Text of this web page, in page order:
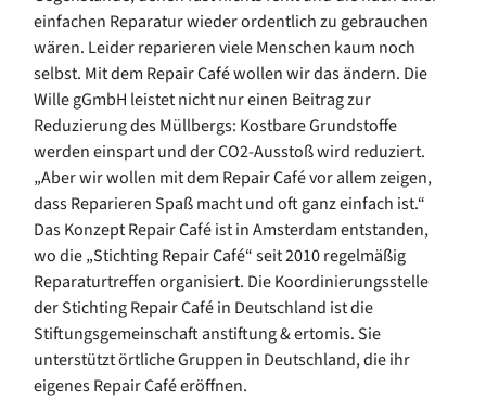
einfachen Reparatur wieder ordentlich zu gebrauchen
wären. Leider reparieren viele Menschen kaum noch
selbst. Mit dem Repair Café wollen wir das ändern. Die
Wille gGmbH leistet nicht nur einen Beitrag zur
Reduzierung des Müllbergs: Kostbare Grundstoffe
werden einspart und der CO2-Ausstoß wird reduziert.
„Aber wir wollen mit dem Repair Café vor allem zeigen,
dass Reparieren Spaß macht und oft ganz einfach ist.“
Das Konzept Repair Café ist in Amsterdam entstanden,
wo die „Stichting Repair Café“ seit 2010 regelmäßig
Reparaturtreffen organisiert. Die Koordinierungsstelle
der Stichting Repair Café in Deutschland ist die
Stiftungsgemeinschaft anstiftung & ertomis. Sie
unterstützt örtliche Gruppen in Deutschland, die ihr
eigenes Repair Café eröffnen.